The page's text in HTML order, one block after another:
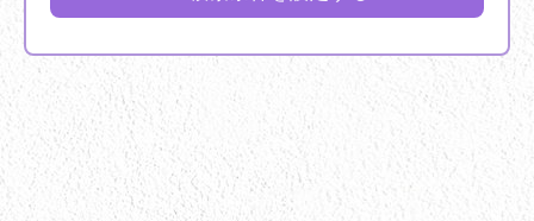
検索キーワード
施工カテゴリ